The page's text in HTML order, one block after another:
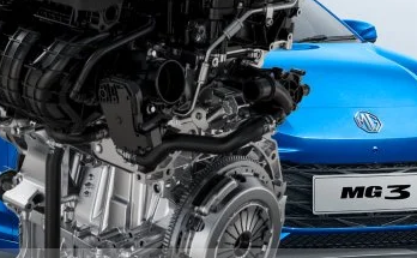
ขับไกล 800 กม. นำร่องรุ่น MG3